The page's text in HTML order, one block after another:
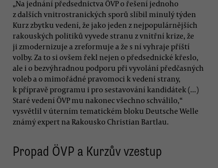
„Na jednání předsednictva ÖVP o řešení jednoho
z dalších vnitrostranických sporů slíbil minulý týden
Kurz zbytku vedení, že jako jeden z nejpopulárnějších
rakouských politiků vyvede stranu z vnitřní krize, že
ji zmodernizuje a zreformuje a že s ní vyhraje příští
volby. Za to si ovšem řekl nejen o předsednické křeslo,
ale i o bezvýhradnou podporu při vyvolání předčasných
voleb a o mimořádné pravomoci k vedení strany,
k přípravě programu i pro sestavování kandidátek (...)
Staré vedení ÖVP mu nakonec všechno schválilo,“
vysvětlil v úterním tematickém bloku Deutsche Welle
známý expert na Rakousko Christian Bartlau.
Propad ÖVP a Kurzův vzestup